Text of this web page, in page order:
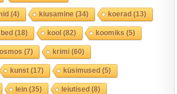
(4) kiusamine (34) koerad(13)
(18) kool(82) koomiks (5)
(7) krimi(60)
kunst(17) küsimused(5)
lein(35) leiutised(8)